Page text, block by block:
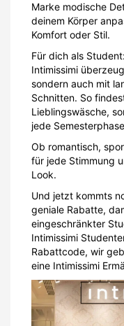
Marke modische
deinem Körper
Komfort oder Stil.
Für dich als
Intimissimi
sondern auch mit
Schnitten. So
Lieblingswäsche,
jede
Ob romantisch,
für jede Stimmung
Look.
Und jetzt kommts
geniale Rabatte,
eingeschränkter
Intimissimi
Rabattcode, wir
eine Intimissimi